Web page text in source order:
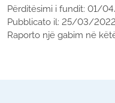
Përditësimi i fundit: 01/
Pubblicato il: 25/03/2022
Raporto një gabim në